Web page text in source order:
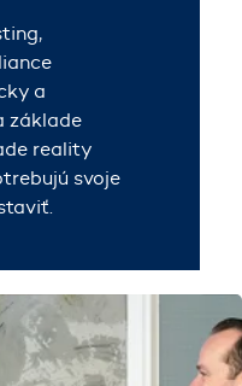
a
základe
reality
svoje